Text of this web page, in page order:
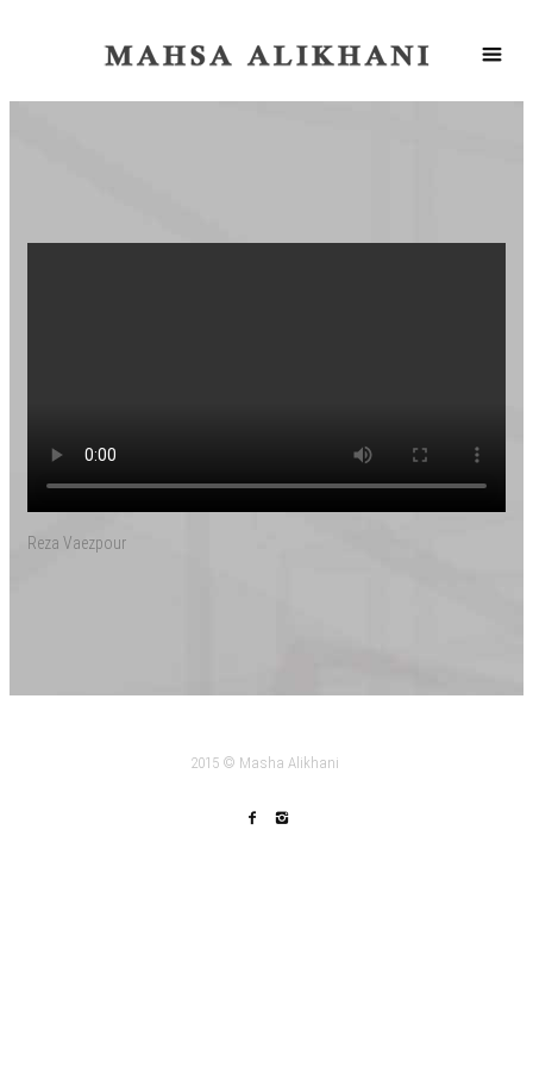
Reza Vaezpour
2015 © Masha Alikhani